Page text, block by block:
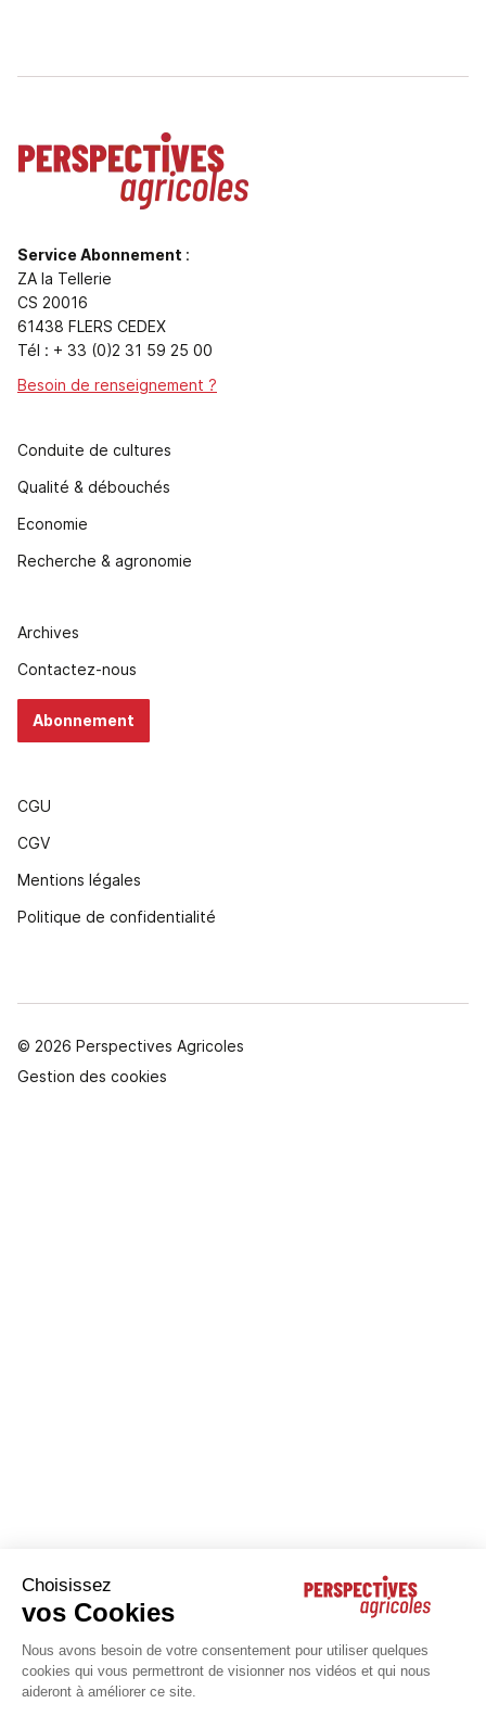
Service Abonnement :
ZA la Tellerie
CS 20016
61438 FLERS CEDEX
Tél : + 33 (0)2 31 59 25 00
Besoin de renseignement ?
Conduite de cultures
Qualité & débouchés
Economie
Recherche & agronomie
Archives
Contactez-nous
Abonnement
CGU
CGV
Mentions légales
Politique de confidentialité
© 2026 Perspectives Agricoles
Gestion des cookies